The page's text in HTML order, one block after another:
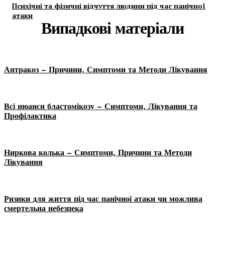
Психічні та фізичні відчуття людини під час панічної
атаки
Випадкові матеріали
Антракоз – Причини, Симптоми та Методи Лікування
Всі нюанси бластомікозу – Симптоми, Лікування та
Профілактика
Ниркова колька – Симптоми, Причини та Методи
Лікування
Ризики для життя під час панічної атаки чи можлива
смертельна небезпека